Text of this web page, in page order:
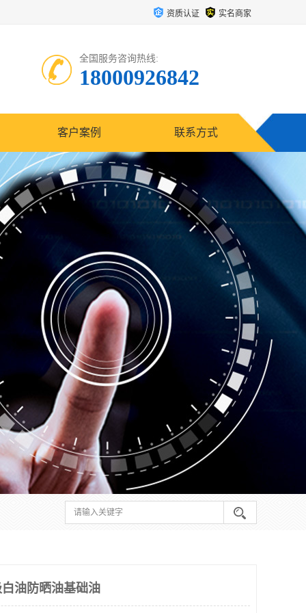
资质认证 实名商家
全国服务咨询热线:
18000926842
客户案例 联系方式
油防晒油基础油